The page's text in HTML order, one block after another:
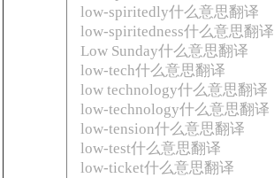
low-spiritedly什么意思翻译
low-spiritedness什么意思翻译
Low Sunday什么意思翻译
low-tech什么意思翻译
low technology什么意思翻译
low-technology什么意思翻译
low-tension什么意思翻译
low-test什么意思翻译
low-ticket什么意思翻译